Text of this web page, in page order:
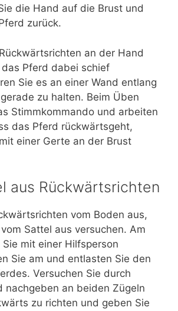
die Hand auf die Brust und
zurück.
an der Hand
Pferd dabei schief
Sie es an einer Wand entlang
zu halten. Beim Üben
Stimmkommando und arbeiten
das Pferd rückwärtsgeht,
einer Gerte an der Brust
aus Rückwärtsrichten
vom Boden aus,
Sattel aus versuchen. Am
mit einer Hilfsperson
Sie am und entlasten Sie den
Versuchen Sie durch
nachgeben an beiden Zügeln
zu richten und geben Sie